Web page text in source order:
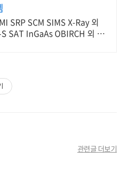
SRP SCM SIMS X-Ray 외
SAT InGaAs OBIRCH 외 다
관련글 더보기